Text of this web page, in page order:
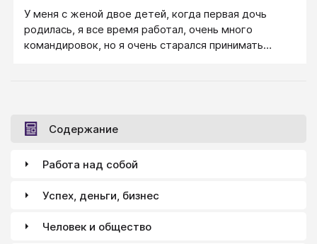
У меня с женой двое детей, когда первая дочь
родилась, я все время работал, очень много
командировок, но я очень старался принимать
Содержание
Работа над собой
Успех, деньги, бизнес
Человек и общество